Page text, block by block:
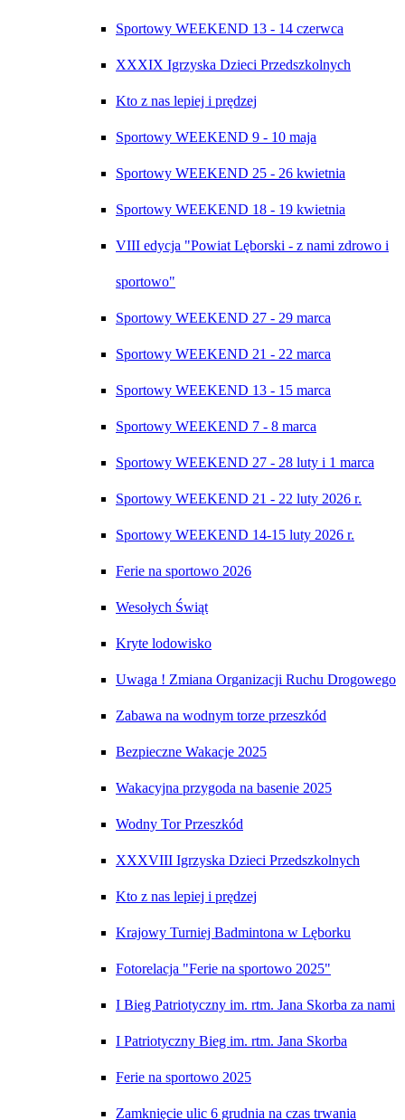
Sportowy WEEKEND 13 - 14 czerwca
XXXIX Igrzyska Dzieci Przedszkolnych
Kto z nas lepiej i prędzej
Sportowy WEEKEND 9 - 10 maja
Sportowy WEEKEND 25 - 26 kwietnia
Sportowy WEEKEND 18 - 19 kwietnia
VIII edycja "Powiat Lęborski - z nami zdrowo i
sportowo"
Sportowy WEEKEND 27 - 29 marca
Sportowy WEEKEND 21 - 22 marca
Sportowy WEEKEND 13 - 15 marca
Sportowy WEEKEND 7 - 8 marca
Sportowy WEEKEND 27 - 28 luty i 1 marca
Sportowy WEEKEND 21 - 22 luty 2026 r.
Sportowy WEEKEND 14-15 luty 2026 r.
Ferie na sportowo 2026
Wesołych Świąt
Kryte lodowisko
Uwaga ! Zmiana Organizacji Ruchu Drogowego
Zabawa na wodnym torze przeszkód
Bezpieczne Wakacje 2025
Wakacyjna przygoda na basenie 2025
Wodny Tor Przeszkód
XXXVIII Igrzyska Dzieci Przedszkolnych
Kto z nas lepiej i prędzej
Krajowy Turniej Badmintona w Lęborku
Fotorelacja "Ferie na sportowo 2025"
I Bieg Patriotyczny im. rtm. Jana Skorba za nami
I Patriotyczny Bieg im. rtm. Jana Skorba
Ferie na sportowo 2025
Zamknięcie ulic 6 grudnia na czas trwania